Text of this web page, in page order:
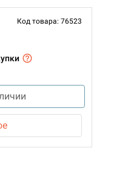
Код товара: 76523